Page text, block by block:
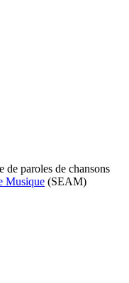
de paroles de chansons
Musique (SEAM)